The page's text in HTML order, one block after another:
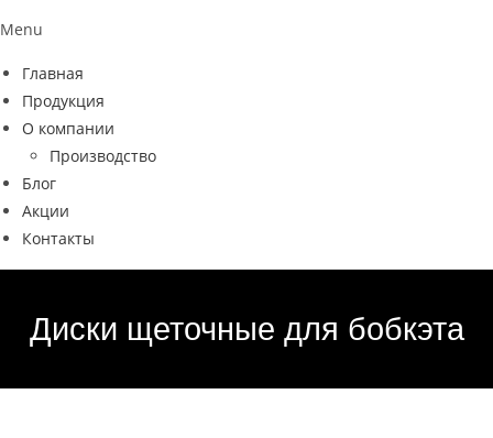
Menu
Главная
Продукция
О компании
Производство
Блог
Акции
Контакты
Диски щеточные для бобкэта